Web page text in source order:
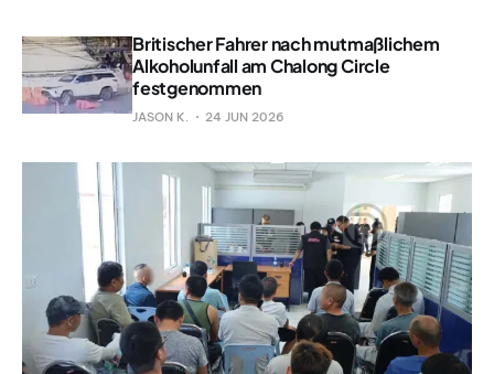
Britischer Fahrer nach mutmaßlichem
Alkoholunfall am Chalong Circle
festgenommen
JASON K. 24 JUN 2026